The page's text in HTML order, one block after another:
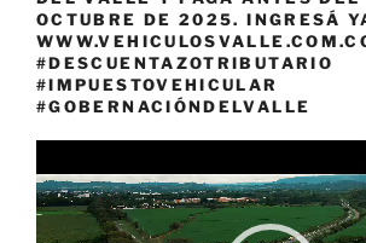
OCTUBRE DE 2025. INGRESÁ
#DESCUENTAZOTRIBUTARIO
#IMPUESTOVEHICULAR
#GOBERNACIÓNDELVALLE
de
vídeo